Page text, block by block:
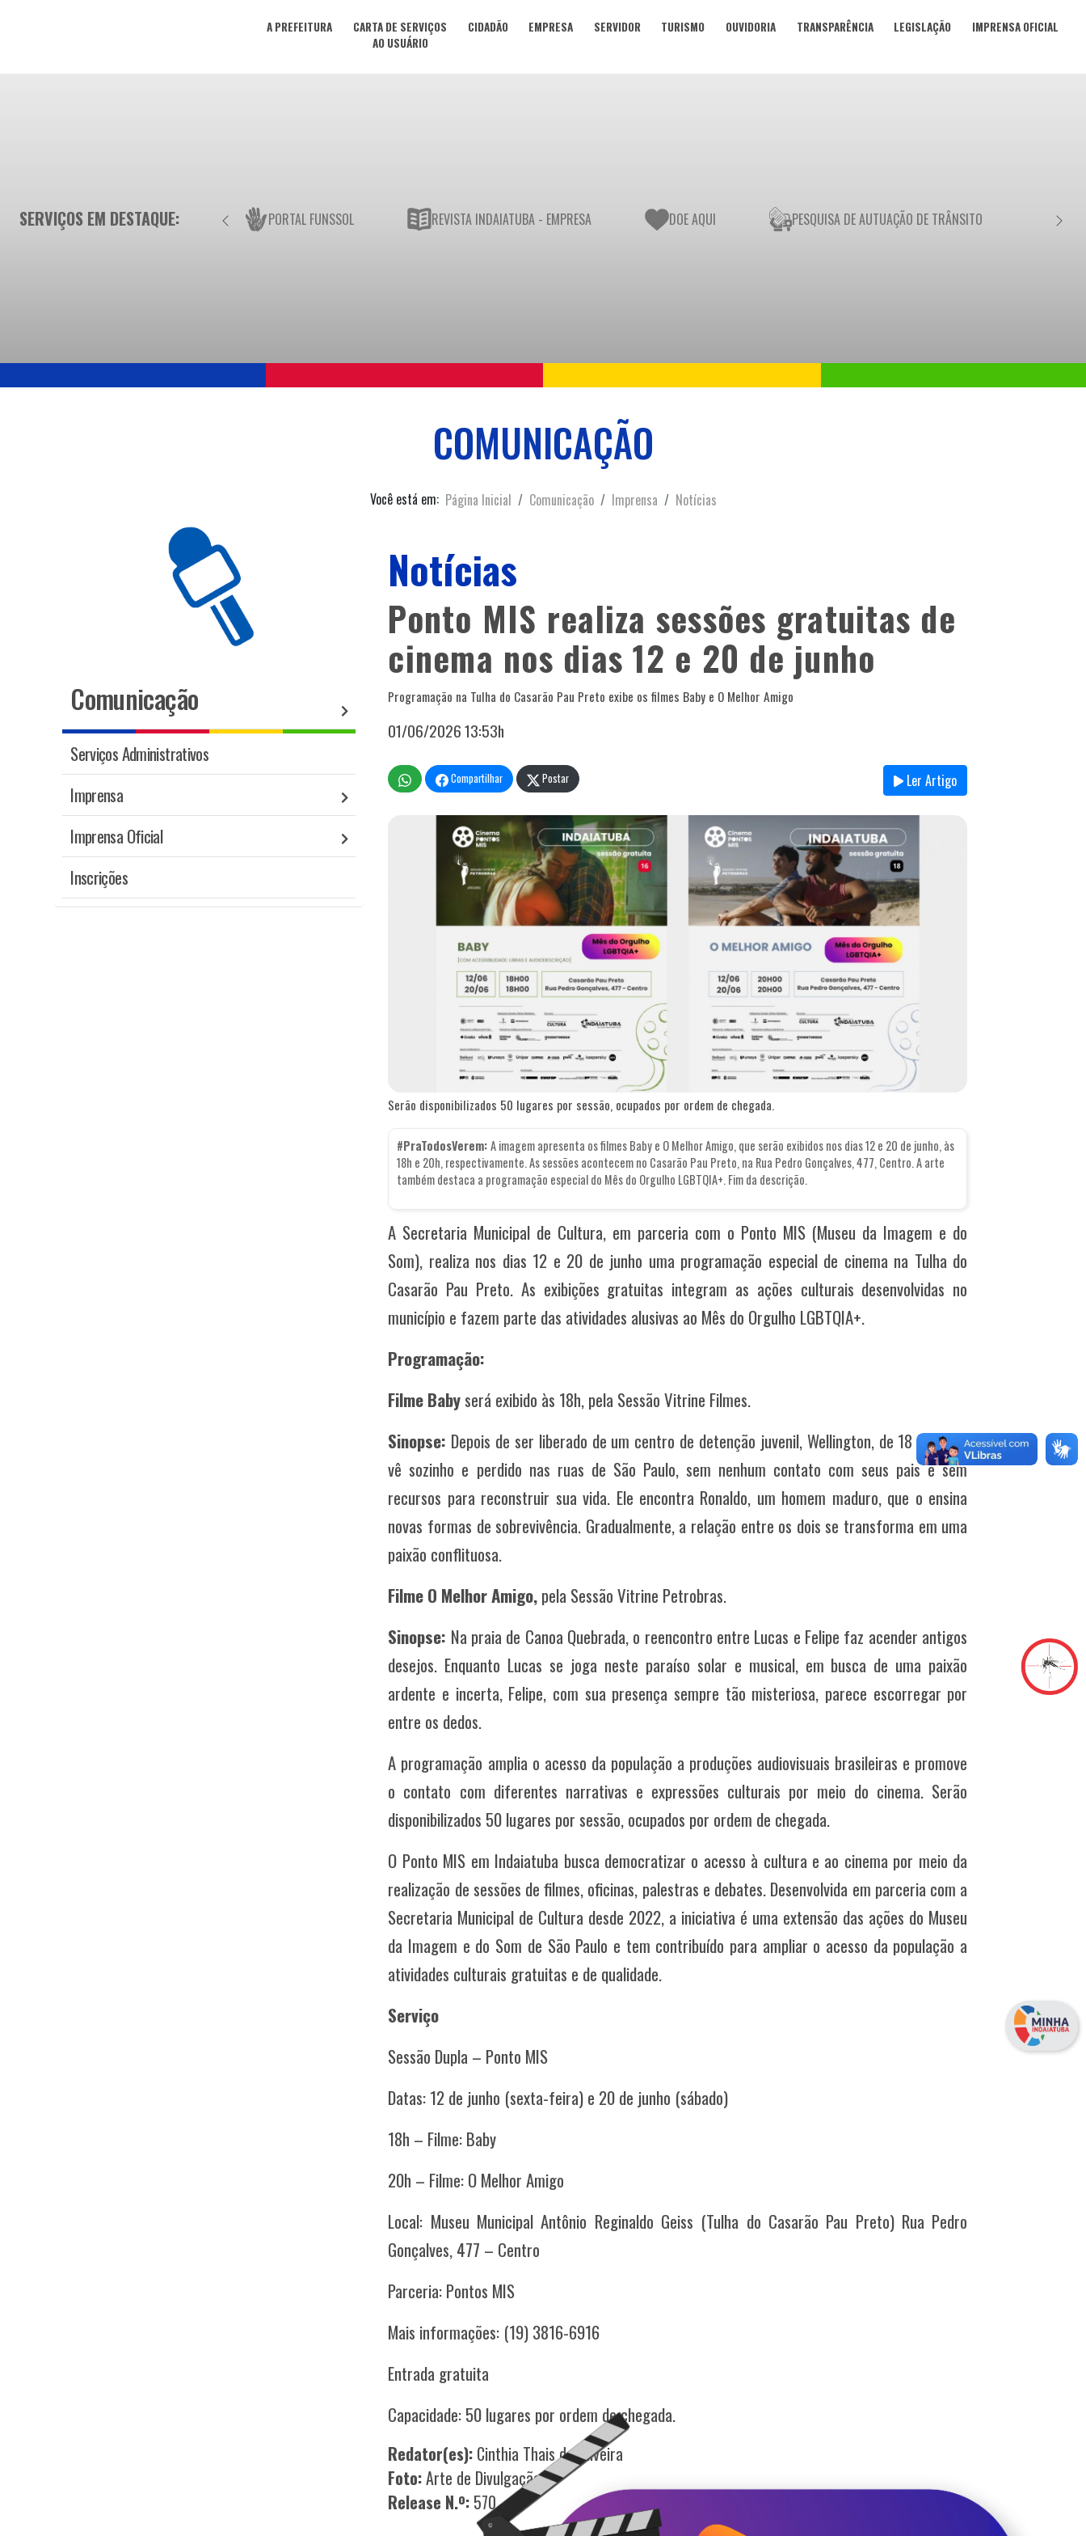
A PREFEITURA
CARTA DE SERVIÇOS
AO USUÁRIO
CIDADÃO EMPRESA SERVIDOR TURISMO OUVIDORIA TRANSPARÊNCIA LEGISLAÇÃO IMPRENSA OFICIAL
SERVIÇOS EM DESTAQUE: PORTAL FUNSSOL REVISTA INDAIATUBA - EMPRESA DOE AQUI PESQUISA DE AUTUAÇÃO DE TRÂNSITO
COMUNICAÇÃO
Você está em: Página Inicial Comunicação Imprensa Notícias
Comunicação
Serviços Administrativos
Imprensa
Imprensa Oficial
Inscrições
Notícias
Ponto MIS realiza sessões gratuitas de
cinema nos dias 12 e 20 de junho
Programação na Tulha do Casarão Pau Preto exibe os filmes Baby e O Melhor Amigo
01/06/2026 13:53h
Compartilhar Postar Ler Artigo
Serão disponibilizados 50 lugares por sessão, ocupados por ordem de chegada.
#PraTodosVerem:A imagem apresenta os filmes Baby e O Melhor Amigo, que serão exibidos nos dias 12 e 20 de junho, às
18h e 20h, respectivamente. As sessões acontecem no Casarão Pau Preto, na Rua Pedro Gonçalves, 477, Centro. A arte
também destaca a programação especial do Mês do Orgulho LGBTQIA+. Fim da descrição.
A Secretaria Municipal de Cultura, em parceria com o Ponto MIS (Museu da Imagem e do
Som), realiza nos dias 12 e 20 de junho uma programação especial de cinema na Tulha do
Casarão Pau Preto. As exibições gratuitas integram as ações culturais desenvolvidas no
município e fazem parte das atividades alusivas ao Mês do Orgulho LGBTQIA+.
Programação:
Filme Babyserá exibido às 18h, pela Sessão Vitrine Filmes.
Sinopse: Depois de ser liberado de um centro de detenção juvenil, Wellington, de 18 anos, se
vê sozinho e perdido nas ruas de São Paulo, sem nenhum contato com seus pais e sem
recursos para reconstruir sua vida. Ele encontra Ronaldo, um homem maduro, que o ensina
novas formas de sobrevivência. Gradualmente, a relação entre os dois se transforma em uma
paixão conflituosa.
Filme O Melhor Amigo,pela Sessão Vitrine Petrobras.
Sinopse: Na praia de Canoa Quebrada, o reencontro entre Lucas e Felipe faz acender antigos
desejos. Enquanto Lucas se joga neste paraíso solar e musical, em busca de uma paixão
ardente e incerta, Felipe, com sua presença sempre tão misteriosa, parece escorregar por
entre os dedos.
A programação amplia o acesso da população a produções audiovisuais brasileiras e promove
o contato com diferentes narrativas e expressões culturais por meio do cinema. Serão
disponibilizados 50 lugares por sessão, ocupados por ordem de chegada.
O Ponto MIS em Indaiatuba busca democratizar o acesso à cultura e ao cinema por meio da
realização de sessões de filmes, oficinas, palestras e debates. Desenvolvida em parceria com a
Secretaria Municipal de Cultura desde 2022, a iniciativa é uma extensão das ações do Museu
da Imagem e do Som de São Paulo e tem contribuído para ampliar o acesso da população a
atividades culturais gratuitas e de qualidade.
Serviço
Sessão Dupla – Ponto MIS
Datas: 12 de junho (sexta-feira) e 20 de junho (sábado)
18h – Filme: Baby
20h – Filme: O Melhor Amigo
Local: Museu Municipal Antônio Reginaldo Geiss (Tulha do Casarão Pau Preto)Rua Pedro
Gonçalves, 477 – Centro
Parceria: Pontos MIS
Mais informações: (19) 3816-6916
Entrada gratuita
Capacidade: 50 lugares por ordem de chegada.
Redator(es): Cinthia Thais de Oliveira
Foto:Arte de Divulgação
Release N.º: 570